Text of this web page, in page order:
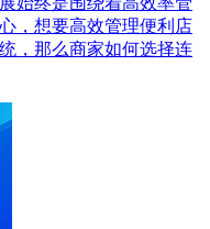
，想要高效管理便利店
，那么商家如何选择连